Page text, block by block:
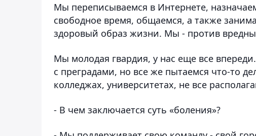
Мы переписываемся в Интернете,
свободное время, общаемся, а также
здоровый образ жизни. Мы - против
Мы молодая гвардия, у нас еще все
с преградами, но все же пытаемся что-то
колледжах, университетах, не все
- В чем заключается суть «боления»?